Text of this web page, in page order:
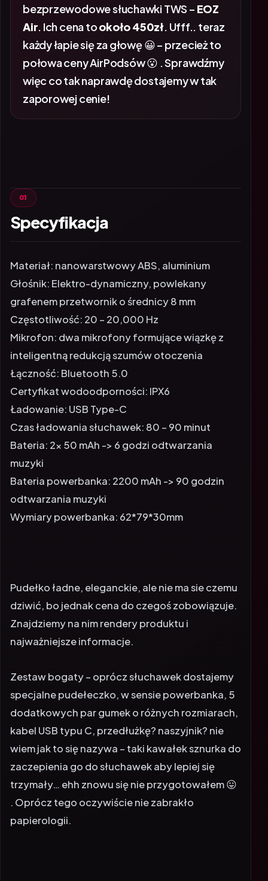
bezprzewodowe słuchawki TWS – EOZ
Air . Ich cena tookoło 450zł . Ufff.. teraz
każdy łapie się za głowę 😀 – przecież to
połowa ceny AirPodsów 😮 . Sprawdźmy
więc co tak naprawdę dostajemy w tak
zaporowej cenie!
Specyfikacja
Materiał: nanowarstwowy ABS, aluminium
Głośnik: Elektro-dynamiczny, powlekany
grafenem przetwornik o średnicy 8 mm
Częstotliwość: 20 – 20,000 Hz
Mikrofon: dwa mikrofony formujące wiązkę z
inteligentną redukcją szumów otoczenia
Łączność: Bluetooth 5.0
Certyfikat wodoodporności: IPX6
Ładowanie: USB Type-C
Czas ładowania słuchawek: 80 – 90 minut
Bateria: 2x 50 mAh -> 6 godzi odtwarzania
muzyki
Bateria powerbanka: 2200 mAh -> 90 godzin
odtwarzania muzyki
Wymiary powerbanka: 62*79*30mm
Pudełko ładne, eleganckie, ale nie ma sie czemu
dziwić, bo jednak cena do czegoś zobowiązuje.
Znajdziemy na nim rendery produktu i
najważniejsze informacje.
Zestaw bogaty – oprócz słuchawek dostajemy
specjalne pudełeczko, w sensie powerbanka, 5
dodatkowych par gumek o różnych rozmiarach,
kabel USB typu C, przedłużkę? naszyjnik? nie
wiem jak to się nazywa – taki kawałek sznurka do
zaczepienia go do słuchawek aby lepiej się
trzymały… ehh znowu się nie przygotowałem 😛
. Oprócz tego oczywiście nie zabrakło
papierologii.